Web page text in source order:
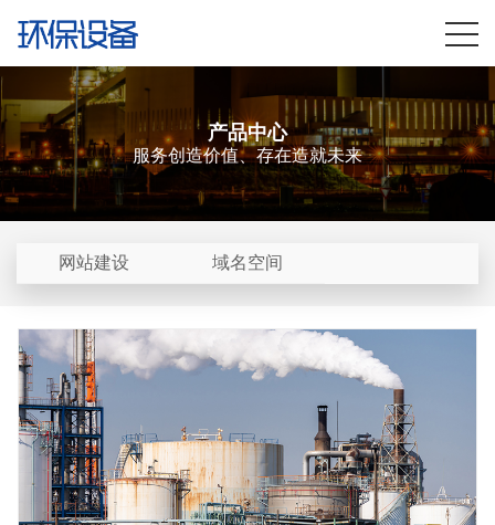
产品中心
服务创造价值、存在造就未来
网站建设 域名空间